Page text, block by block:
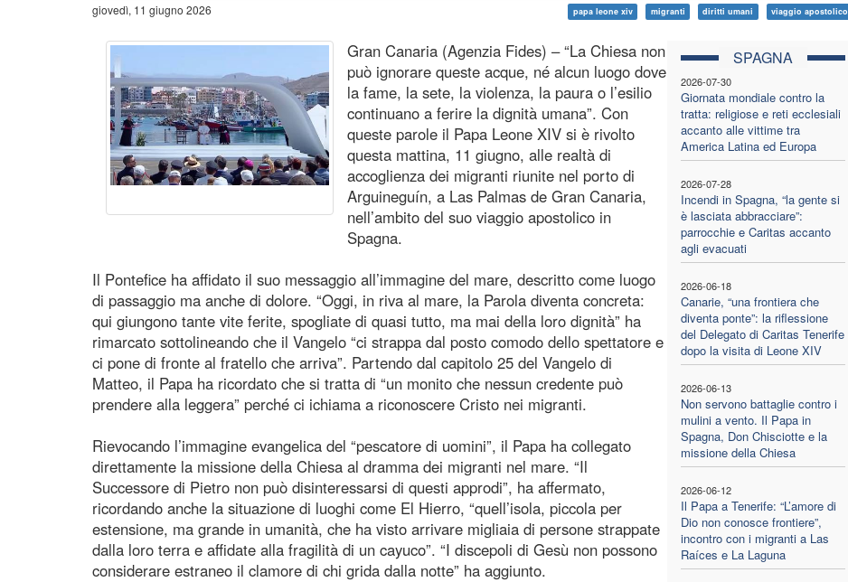
giovedì, 11 giugno 2026 papa leone xiv migranti diritti umani viaggio apostolico
SPAGNA
2026-07-30
Giornata mondiale contro la
tratta: religiose e reti ecclesiali
accanto alle vittime tra
America Latina ed Europa
2026-07-28
Incendi in Spagna, “la gente si
è lasciata abbracciare”:
parrocchie e Caritas accanto
agli evacuati
2026-06-18
Canarie, “una frontiera che
diventa ponte”: la riflessione
del Delegato di Caritas Tenerife
dopo la visita di Leone XIV
2026-06-13
Non servono battaglie contro i
mulini a vento. Il Papa in
Spagna, Don Chisciotte e la
missione della Chiesa
2026-06-12
Il Papa a Tenerife: “L’amore di
Dio non conosce frontiere”,
incontro con i migranti a Las
Raíces e La Laguna
Gran Canaria (Agenzia Fides) – “La Chiesa non
può ignorare queste acque, né alcun luogo dove
la fame, la sete, la violenza, la paura o l’esilio
continuano a ferire la dignità umana”. Con
queste parole il Papa Leone XIV si è rivolto
questa mattina, 11 giugno, alle realtà di
accoglienza dei migranti riunite nel porto di
Arguineguín, a Las Palmas de Gran Canaria,
nell’ambito del suo viaggio apostolico in
Spagna.
Il Pontefice ha affidato il suo messaggio all’immagine del mare, descritto come luogo
di passaggio ma anche di dolore. “Oggi, in riva al mare, la Parola diventa concreta:
qui giungono tante vite ferite, spogliate di quasi tutto, ma mai della loro dignità” ha
rimarcato sottolineando che il Vangelo “ci strappa dal posto comodo dello spettatore e
ci pone di fronte al fratello che arriva”. Partendo dal capitolo 25 del Vangelo di
Matteo, il Papa ha ricordato che si tratta di “un monito che nessun credente può
prendere alla leggera” perché ci ichiama a riconoscere Cristo nei migranti.
Rievocando l’immagine evangelica del “pescatore di uomini”, il Papa ha collegato
direttamente la missione della Chiesa al dramma dei migranti nel mare. “Il
Successore di Pietro non può disinteressarsi di questi approdi”, ha affermato,
ricordando anche la situazione di luoghi come El Hierro, “quell’isola, piccola per
estensione, ma grande in umanità, che ha visto arrivare migliaia di persone strappate
dalla loro terra e affidate alla fragilità di un cayuco”. “I discepoli di Gesù non possono
considerare estraneo il clamore di chi grida dalla notte” ha aggiunto.